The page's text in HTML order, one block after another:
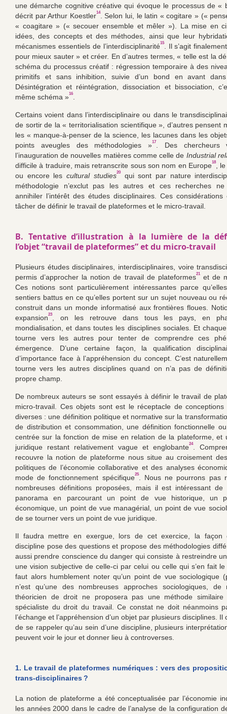
une démarche cognitive créative qui évoque le processus de «
décrit par Arthur Koestler14. Selon lui, le latin « cogitare » («
« coagitare » (« secouer ensemble et mêler »). La mise en
idées, des concepts et des méthodes, ainsi que leur
mécanismes essentiels de l’interdisciplinarité15. Il s’agit
pour mieux sauter » et créer. En d’autres termes, « telle est la
schéma du processus créatif : régression temporaire à des
primitifs et sans inhibition, suivie d’un bond en avant dans
Désintégration et réintégration, dissociation et bissociation,
même schéma »16
Certains voient dans l’interdisciplinaire ou dans le
de sortir de la « territorialisation scientifique », d’autres pensent
les « manque-à-penser de la science, les lacunes dans les
points aveugles des méthodologies »17
. Des chercheurs
l’inauguration de nouvelles matières comme celle de Industrial
difficile à traduire, mais retranscrite sous son nom en Europe18,
ou encore lescultural studies20qui sont par nature
méthodologie n’exclut pas les autres et ces recherches
annihiler l’intérêt des études disciplinaires. Ces considérations
tâcher de définir le travail de plateformes et le micro-travail.
B. Tentative d’illustration à la lumière de la
l’objet “travail de plateformes” et du micro-travail
Plusieurs études disciplinaires, interdisciplinaires, voire
permis d’approcher la notion de travail de plateformes21et de
Ces notions sont particulièrement intéressantes parce
sentiers battus en ce qu’elles portent sur un sujet nouveau ou
construit dans un monde informatisé aux frontières floues.
expansion23
, on les retrouve dans tous les pays, en
mondialisation, et dans toutes les disciplines sociales. Et
tourne vers les autres pour tenter de comprendre ces
émergence. D’une certaine façon, la qualification
d’importance face à l’appréhension du concept. C’est
tourne vers les autres disciplines quand on n’a pas de
propre champ.
De nombreux auteurs se sont essayés à définir le travail de
micro-travail. Ces objets sont est le réceptacle de conceptions
diverses : une définition politique et normative sur la
de distribution et consommation, une définition fonctionnelle
centrée sur la fonction de mise en relation de la plateforme, et
juridique restant relativement vague et englobante24.
recouvre la notion de plateforme nous situe au croisement
politiques de l’économie collaborative et des analyses
mode de fonctionnement spécifique25. Nous ne pourrons pas
nombreuses définitions proposées, mais il est intéressant de
panorama en parcourant un point de vue historique, un
économique, un point de vue managérial, un point de vue
de se tourner vers un point de vue juridique.
Il faudra mettre en exergue, lors de cet exercice, la façon
discipline pose des questions et propose des méthodologies
aussi prendre conscience du danger qui consiste à restreindre
une vision subjective de celle-ci par celui ou celle qui s’en fait
faut alors humblement noter qu’un point de vue sociologique
n’est qu’une des nombreuses approches sociologiques, de
théoricien de droit ne proposera pas une méthode similaire
spécialiste du droit du travail. Ce constat ne doit néanmoins
l’échange et l’appréhension d’un objet par plusieurs disciplines. Il
de se rappeler qu’au sein d’une discipline, plusieurs
peuvent voir le jour et donner lieu à controverses.
1. Le travail de plateformes numériques : vers des
trans-disciplinaires ?
La notion de plateforme a été conceptualisée par l’économie
les années 2000 dans le cadre de l’analyse de la configuration